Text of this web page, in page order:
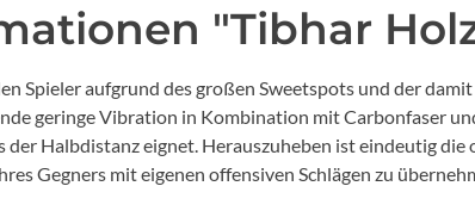
"Tibhar
Spieler aufgrund des großen Sweetspots und der
geringe Vibration in Kombination mit Carbonfaser
der Halbdistanz eignet. Herauszuheben ist eindeutig
Gegners mit eigenen offensiven Schlägen zu